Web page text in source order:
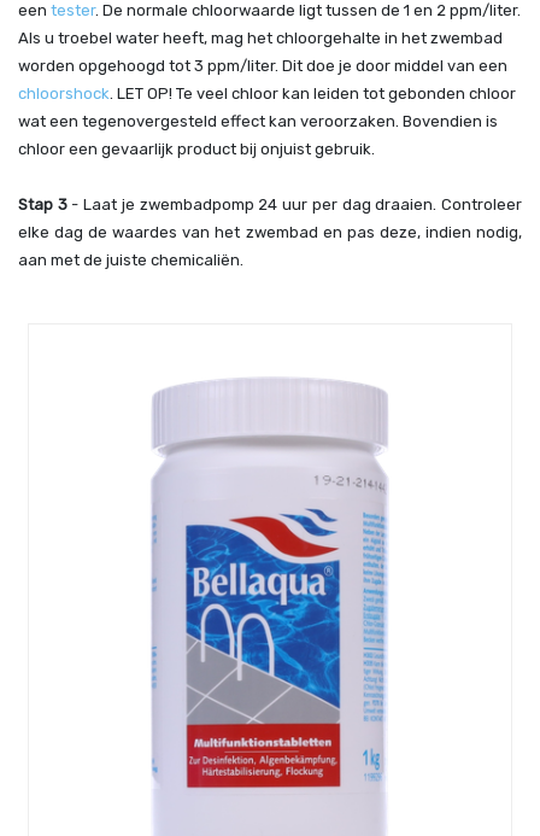
een tester. De normale chloorwaarde ligt tussen de 1 en 2 ppm/liter.
Als u troebel water heeft, mag het chloorgehalte in het zwembad
worden opgehoogd tot 3 ppm/liter. Dit doe je door middel van een
chloorshock . LET OP! Te veel chloor kan leiden tot gebonden chloor
wat een tegenovergesteld effect kan veroorzaken. Bovendien is
chloor een gevaarlijk product bij onjuist gebruik.
Stap 3- Laat je zwembadpomp 24 uur per dag draaien. Controleer
elke dag de waardes van het zwembad en pas deze, indien nodig,
aan met de juiste chemicaliën.